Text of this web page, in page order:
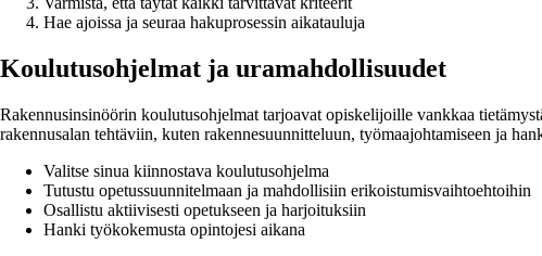
Hae ajoissa ja seuraa hakuprosessin aikatauluja
Koulutusohjelmat ja uramahdollisuudet
Rakennusinsinöörin koulutusohjelmat tarjoavat opiskelijoille vankkaa
rakennusalan tehtäviin, kuten rakennesuunnitteluun, työmaajohtamiseen ja
Valitse sinua kiinnostava koulutusohjelma
Tutustu opetussuunnitelmaan ja mahdollisiin erikoistumisvaihtoehtoihin
Osallistu aktiivisesti opetukseen ja harjoituksiin
Hanki työkokemusta opintojesi aikana